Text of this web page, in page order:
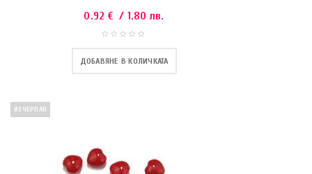
0.92 € / 1.80 лв.
ДОБАВЯНЕ В КОЛИЧКАТА
ИЗЧЕРПАН